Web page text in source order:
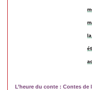
la
L’heure du conte : Contes de